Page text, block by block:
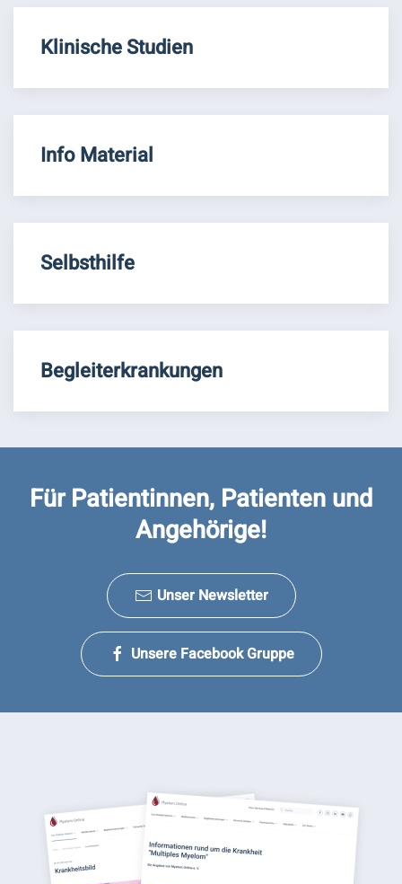
Klinische Studien
Info Material
Selbsthilfe
Begleiterkrankungen
Für Patientinnen, Patienten und
Angehörige!
Unser Newsletter
Unsere Facebook Gruppe